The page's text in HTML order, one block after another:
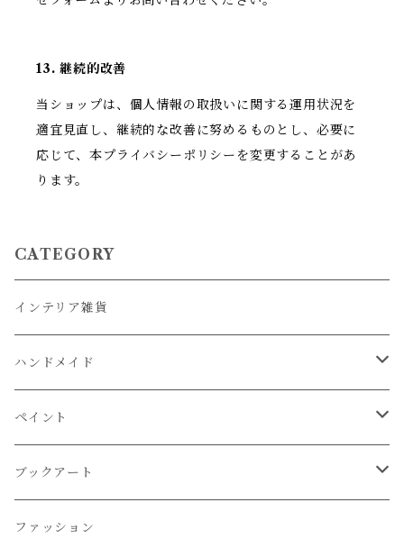
13. 継続的改善
当ショップは、個人情報の取扱いに関する運用状況を
適宜見直し、継続的な改善に努めるものとし、必要に
応じて、本プライバシーポリシーを変更することがあ
ります。
CATEGORY
インテリア雑貨
ハンドメイド
資材・布など
ペイント
画材
通信講座お申込み
ブックアート
レシピ
ファッション